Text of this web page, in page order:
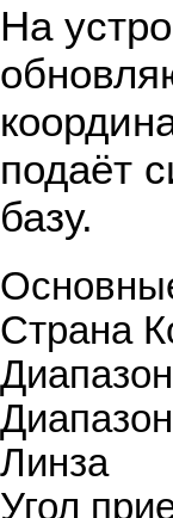
На
подаёт
базу.
Страна
Диапазон
Линза
Угол